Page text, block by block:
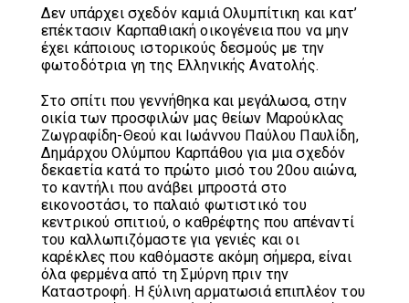
Δεν υπάρχει σχεδόν καμιά Ολυμπίτικη και κατ’
επέκτασιν Καρπαθιακή οικογένεια που να μην
έχει κάποιους ιστορικούς δεσμούς με την
φωτοδότρια γη της Ελληνικής Ανατολής.
Στο σπίτι που γεννήθηκα και μεγάλωσα, στην
οικία των προσφιλών μας θείων Μαρούκλας
Ζωγραφίδη-Θεού και Ιωάννου Παύλου Παυλίδη,
Δημάρχου Ολύμπου Καρπάθου για μια σχεδόν
δεκαετία κατά το πρώτο μισό του 20ου αιώνα,
το καντήλι που ανάβει μπροστά στο
εικονοστάσι, το παλαιό φωτιστικό του
κεντρικού σπιτιού, ο καθρέφτης που απέναντί
του καλλωπιζόμαστε για γενιές και οι
καρέκλες που καθόμαστε ακόμη σήμερα, είναι
όλα φερμένα από τη Σμύρνη πριν την
Καταστροφή. Η ξύλινη αρματωσιά επιπλέον του